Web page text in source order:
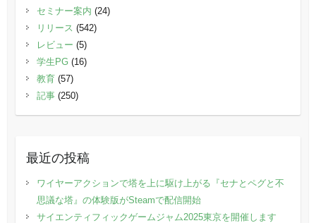
セミナー案内 (24)
リリース (542)
レビュー (5)
学生PG(16)
教育(57)
記事(250)
最近の投稿
ワイヤーアクションで塔を上に駆け上がる『セナとペグと不
思議な塔』の体験版がSteamで配信開始
サイエンティフィックゲームジャム2025東京を開催します